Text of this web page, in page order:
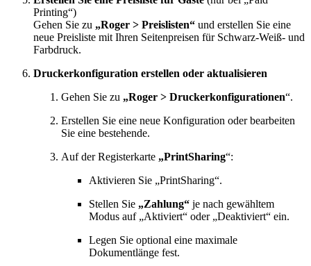
Printing“)
Gehen Sie zu „Roger > Preislisten“ und erstellen Sie eine
neue Preisliste mit Ihren Seitenpreisen für Schwarz-Weiß- und
Farbdruck.
Druckerkonfiguration erstellen oder aktualisieren
Gehen Sie zu „Roger > Druckerkonfigurationen“.
Erstellen Sie eine neue Konfiguration oder bearbeiten
Sie eine bestehende.
Auf der Registerkarte „PrintSharing“:
Aktivieren Sie „PrintSharing“.
Stellen Sie „Zahlung“ je nach gewähltem
Modus auf „Aktiviert“ oder „Deaktiviert“ ein.
Legen Sie optional eine maximale
Dokumentlänge fest.